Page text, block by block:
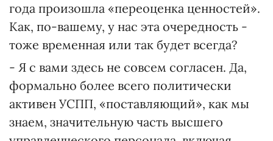
года произошла «переоценка ценностей».
Как, по-вашему, у нас эта очередность -
тоже временная или так будет всегда?
- Я с вами здесь не совсем согласен. Да,
формально более всего политически
активен УСПП, «поставляющий», как мы
знаем, значительную часть высшего